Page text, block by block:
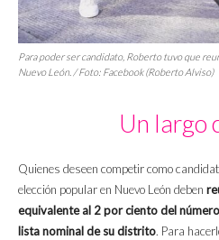
Para poder ser candidato, Roberto tuvo que
Nuevo León. / Foto: Facebook (Roberto Alviso)
Un largo
Quienes deseen competir como
elección popular en Nuevo León deben
equivalente al 2 por ciento del
lista nominal de su distrito. Para